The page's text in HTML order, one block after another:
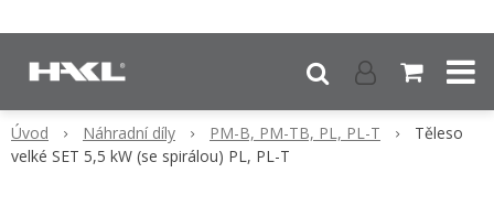
Úvod Náhradní díly PM-B, PM-TB, PL, PL-T
Těleso
velké SET 5,5 kW (se spirálou) PL, PL-T